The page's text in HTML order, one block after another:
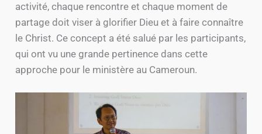
activité, chaque rencontre et chaque moment de
partage doit viser à glorifier Dieu et à faire connaître
le Christ. Ce concept a été salué par les participants,
qui ont vu une grande pertinence dans cette
approche pour le ministère au Cameroun.